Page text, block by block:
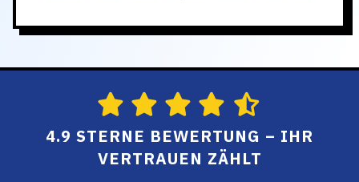
4.9 STERNE BEWERTUNG – IHR
VERTRAUEN ZÄHLT